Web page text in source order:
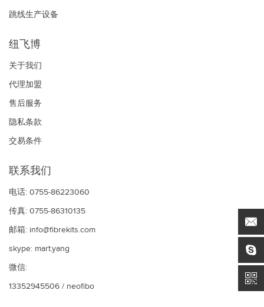
跳线生产设备
纽飞博
关于我们
代理加盟
售后服务
隐私条款
交易条件
联系我们
电话: 0755-86223060
传真: 0755-86310135
邮箱: info@fibrekits.com
skype: mart.yang
微信:
13352945506 / neofibo